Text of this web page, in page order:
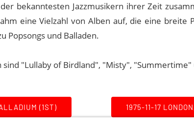
bekanntesten Jazzmusikern ihrer Zeit
eine Vielzahl von Alben auf, die eine breite
Popsongs und Balladen.
"Lullaby of Birdland", "Misty",
(1ST) 1975-11-17